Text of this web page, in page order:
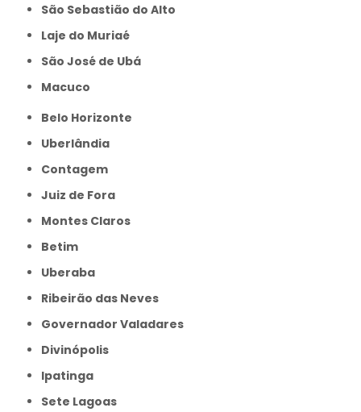
São Sebastião do Alto
Laje do Muriaé
São José de Ubá
Macuco
Belo Horizonte
Uberlândia
Contagem
Juiz de Fora
Montes Claros
Betim
Uberaba
Ribeirão das Neves
Governador Valadares
Divinópolis
Ipatinga
Sete Lagoas